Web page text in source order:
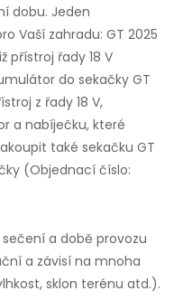
dobu. Jeden
Vaší zahradu: GT 2025
přístroj řady 18 V
do sekačky GT
z řady 18 V,
a nabíječku, které
také sekačku GT
(Objednací číslo:
a době provozu
a závisí na mnoha
sklon terénu atd.).